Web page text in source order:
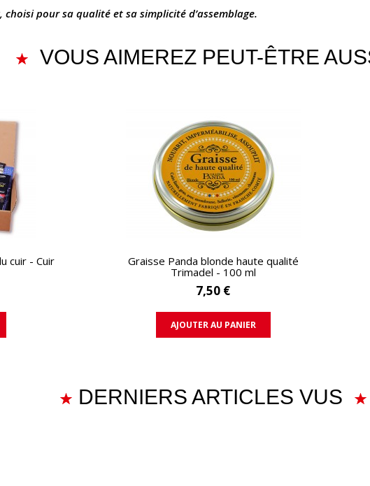
pour sa qualité et sa simplicité d’assemblage.
VOUS AIMEREZ PEUT-ÊTRE
cuir - Cuir
APERÇU RAPIDE
Graisse Panda blonde haute qualité
Trimadel - 100 ml
7,50 €
AJOUTER AU PANIER
DERNIERS ARTICLES VUS